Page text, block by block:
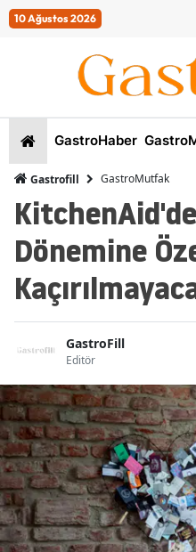
10 Ağustos 2026
GastroHaber
Gastrofill GastroMutfak
Dönemine
GastroFill
Editör